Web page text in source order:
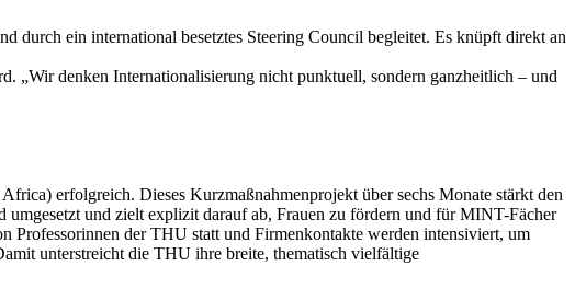
ein international besetztes Steering Council begleitet. Es knüpft direkt an
„Wir denken Internationalisierung nicht punktuell, sondern ganzheitlich – und
erfolgreich. Dieses Kurzmaßnahmenprojekt über sechs Monate stärkt den
und zielt explizit darauf ab, Frauen zu fördern und für MINT-Fächer
Professorinnen der THU statt und Firmenkontakte werden intensiviert, um
unterstreicht die THU ihre breite, thematisch vielfältige